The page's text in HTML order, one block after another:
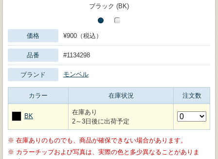
ブラック (BK)
価格 ¥900（税込）
品番 #1134298
ブランド モンベル
カラー 在庫状況 注文数
BK
在庫あり
2～3日後に出荷予定
※ 在庫ありのものでも、商品が確保できない場合があります。
※ カラーチップおよび写真は、実際の色と多少異なることがありま